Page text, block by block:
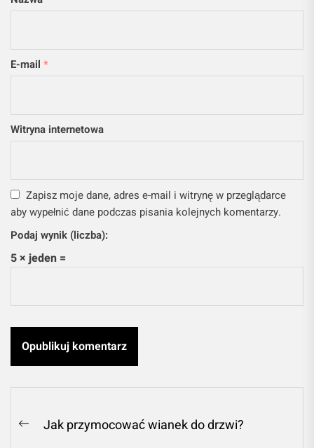
E-mail *
Witryna internetowa
Zapisz moje dane, adres e-mail i witrynę w przeglądarce
aby wypełnić dane podczas pisania kolejnych komentarzy.
Podaj wynik (liczba):
5 × jeden =
Nawigacja
Previous
Jak przymocować wianek do drzwi?